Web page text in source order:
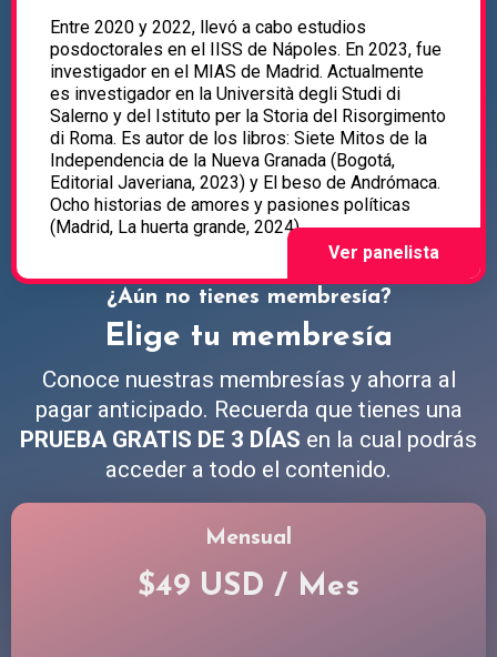
Entre 2020 y 2022, llevó a cabo estudios
posdoctorales en el IISS de Nápoles. En 2023, fue
investigador en el MIAS de Madrid. Actualmente
es investigador en la Università degli Studi di
Salerno y del Istituto per la Storia del Risorgimento
di Roma. Es autor de los libros: Siete Mitos de la
Independencia de la Nueva Granada (Bogotá,
Editorial Javeriana, 2023) y El beso de Andrómaca.
Ocho historias de amores y pasiones políticas
(Madrid, La huerta grande, 2024).
¿Aún no tienes membresía?
Elige tu membresía
Conoce nuestras membresías y ahorra al
pagar anticipado. Recuerda que tienes una
PRUEBA GRATIS DE 3 DÍAS en la cual podrás
acceder a todo el contenido.
Mensual
$49 USD / Mes